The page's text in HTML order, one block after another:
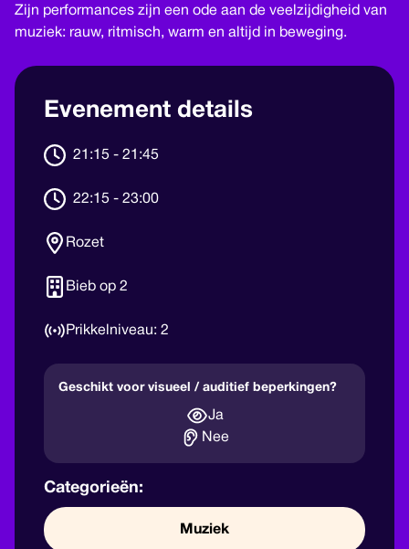
Zijn performances zijn een ode aan de veelzijdigheid van
muziek: rauw, ritmisch, warm en altijd in beweging.
Evenement details
21:15 - 21:45
22:15 - 23:00
Rozet
Bieb op 2
2
Geschikt voor visueel / auditief beperkingen?
Ja
Nee
Categorieën:
Muziek